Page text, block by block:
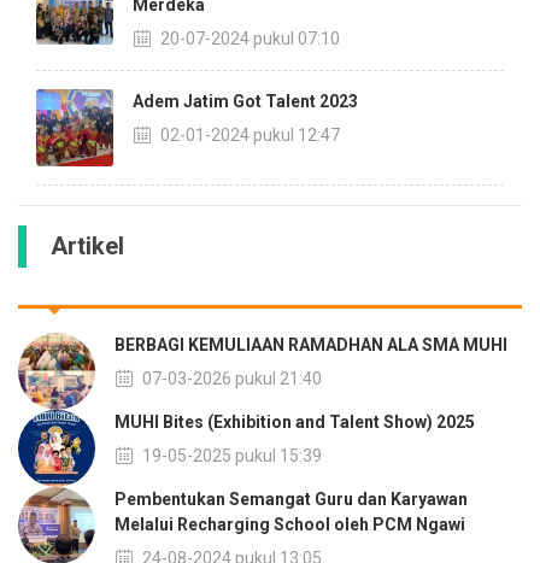
Merdeka
20-07-2024 pukul 07:10
Adem Jatim Got Talent 2023
02-01-2024 pukul 12:47
Artikel
BERBAGI KEMULIAAN RAMADHAN ALA SMA MUHI
07-03-2026 pukul 21:40
MUHI Bites (Exhibition and Talent Show) 2025
19-05-2025 pukul 15:39
Pembentukan Semangat Guru dan Karyawan
Melalui Recharging School oleh PCM Ngawi
24-08-2024 pukul 13:05